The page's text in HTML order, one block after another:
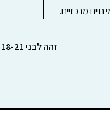
חיים מרכזיים.
זהה לבני 18-21